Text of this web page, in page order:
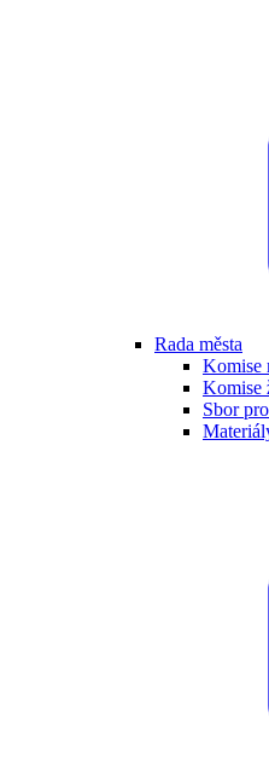
Rada města
Komise
Komise
Sbor